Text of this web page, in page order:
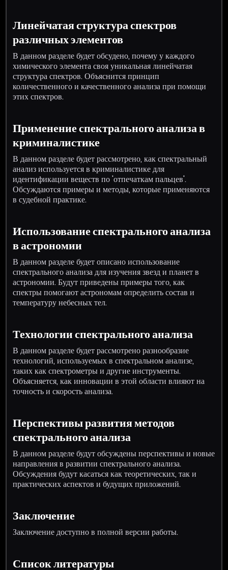
Линейчатая структура спектров
различных элементов
В данном разделе будет обсудено, почему у каждого
химического элемента своя уникальная линейчатая
структура спектров. Объяснится принцип
количественного и качественного анализа при помощи
этих спектров.
Применение спектрального анализа в
криминалистике
В данном разделе будет рассмотрено, как спектральный
анализ используется в криминалистике для
идентификации веществ по 'отпечаткам пальцев'.
Обсуждаются примеры и методы, которые применяются
в судебной практике.
Использование спектрального анализа
в астрономии
В данном разделе будет описано использование
спектрального анализа для изучения звезд и планет в
астрономии. Будут приведены примеры того, как
спектры помогают астрономам определить состав и
температуру небесных тел.
Технологии спектрального анализа
В данном разделе будет рассмотрено разнообразие
технологий, используемых в спектральном анализе,
таких как спектрометры и другие инструменты.
Объясняется, как инновации в этой области влияют на
точность и скорость анализа.
Перспективы развития методов
спектрального анализа
В данном разделе будут обсуждены перспективы и новые
направления в развитии спектрального анализа.
Обсуждения будут касаться как теоретических, так и
практических аспектов и будущих приложений.
Заключение
Заключение доступно в полной версии работы.
Список литературы